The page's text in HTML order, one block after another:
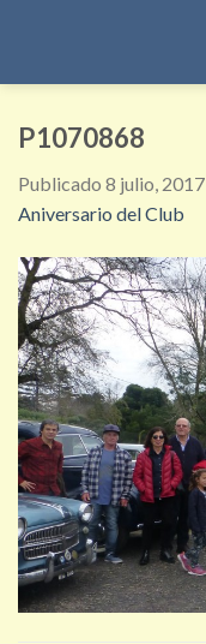
P1070868
Publicado 8 julio, 2017
Aniversario del Club